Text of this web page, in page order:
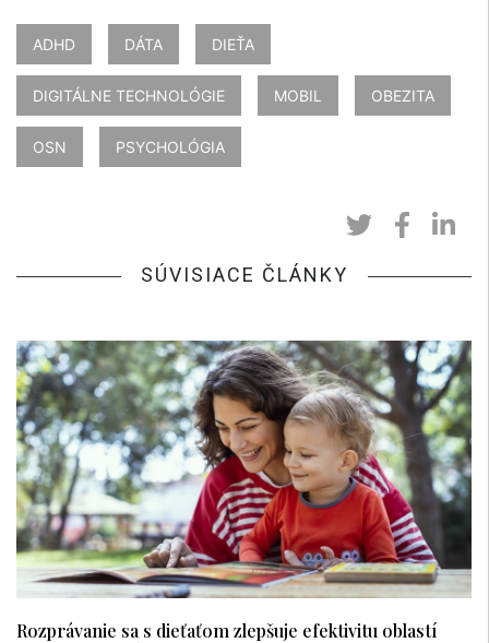
ADHD DÁTA DIEŤA
DIGITÁLNE TECHNOLÓGIE MOBIL OBEZITA
OSN PSYCHOLÓGIA
SÚVISIACE ČLÁNKY
Rozprávanie sa s dieťaťom zlepšuje efektivitu oblastí